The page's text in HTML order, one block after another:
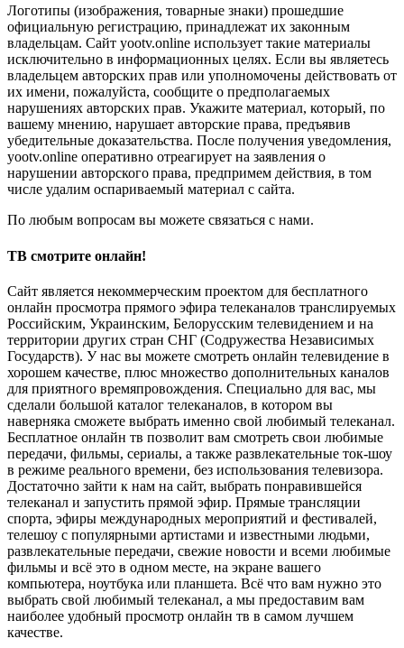
Логотипы (изображения, товарные знаки) прошедшие
официальную регистрацию, принадлежат их законным
владельцам. Сайт yootv.online использует такие материалы
исключительно в информационных целях. Если вы являетесь
владельцем авторских прав или уполномочены действовать от
их имени, пожалуйста, сообщите о предполагаемых
нарушениях авторских прав. Укажите материал, который, по
вашему мнению, нарушает авторские права, предъявив
убедительные доказательства. После получения уведомления,
yootv.online оперативно отреагирует на заявления о
нарушении авторского права, предпримем действия, в том
числе удалим оспариваемый материал с сайта.
По любым вопросам вы можете связаться с нами.
ТВ смотрите онлайн!
Сайт является некоммерческим проектом для бесплатного
онлайн просмотра прямого эфира телеканалов транслируемых
Российским, Украинским, Белорусским телевидением и на
территории других стран СНГ (Содружества Независимых
Государств). У нас вы можете смотреть онлайн телевидение в
хорошем качестве, плюс множество дополнительных каналов
для приятного времяпровождения. Специально для вас, мы
сделали большой каталог телеканалов, в котором вы
наверняка сможете выбрать именно свой любимый телеканал.
Бесплатное онлайн тв позволит вам смотреть свои любимые
передачи, фильмы, сериалы, а также развлекательные ток-шоу
в режиме реального времени, без использования телевизора.
Достаточно зайти к нам на сайт, выбрать понравившейся
телеканал и запустить прямой эфир. Прямые трансляции
спорта, эфиры международных мероприятий и фестивалей,
телешоу с популярными артистами и известными людьми,
развлекательные передачи, свежие новости и всеми любимые
фильмы и всё это в одном месте, на экране вашего
компьютера, ноутбука или планшета. Всё что вам нужно это
выбрать свой любимый телеканал, а мы предоставим вам
наиболее удобный просмотр онлайн тв в самом лучшем
качестве.